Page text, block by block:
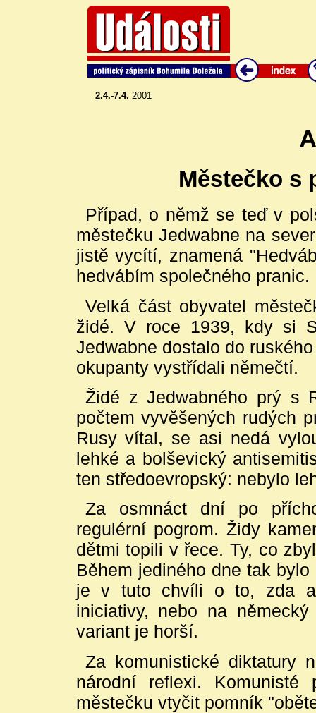
2.4.-7.4. 2001
Městečko s
Případ, o němž se teď v
městečku Jedwabne na
jistě vycítí, znamená
hedvábím společného pranic.
Velká část obyvatel
židé. V roce 1939, kdy si
Jedwabne dostalo do
okupanty vystřídali němečtí.
Židé z Jedwabného prý s
počtem vyvěšených rudých
Rusy vítal, se asi nedá
lehké a bolševický
ten středoevropský: nebylo
Za osmnáct dní po
regulérní pogrom. Židy
dětmi topili v řece. Ty, co
Během jediného dne tak
je v tuto chvíli o to, zda
iniciativy, nebo na
variant je horší.
Za komunistické diktatury
národní reflexi.
městečku vtyčit pomník